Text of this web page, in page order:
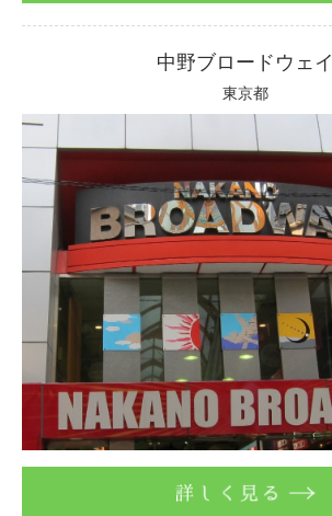
中野ブロードウェイ
東京都